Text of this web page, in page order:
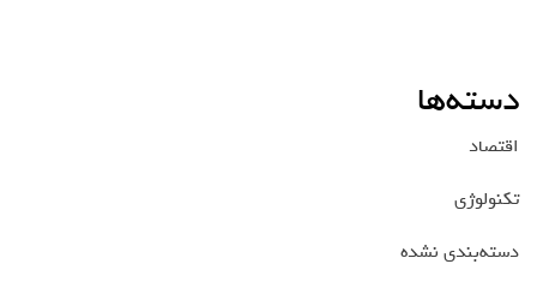
دسته‌ها
اقتصاد
تکنولوژی
دسته‌بندی نشده